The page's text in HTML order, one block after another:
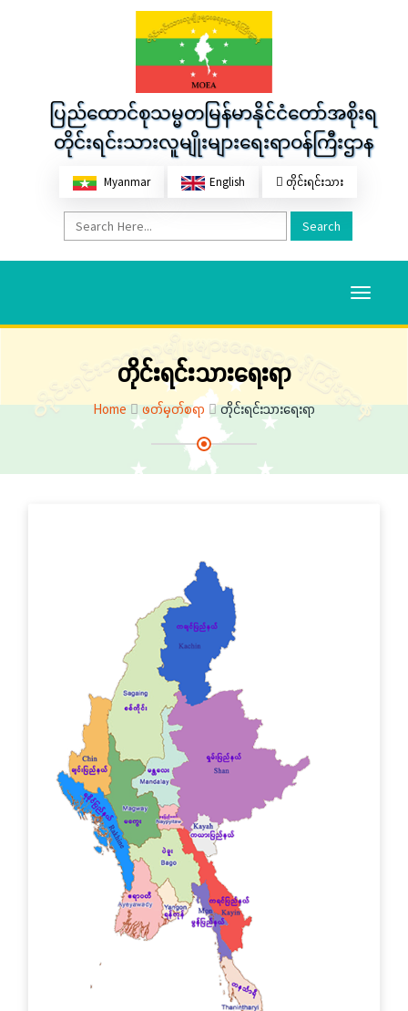
ပြည်ထောင်စုသမ္မတမြန်မာနိုင်ငံတော်အစိုးရ
တိုင်းရင်းသားလူမျိုးများရေးရာဝန်ကြီးဌာန
Myanmar English တိုင်းရင်းသား
Search
Toggle
တိုင်းရင်းသားရေးရာ
Home ဖတ်မှတ်စရာ တိုင်းရင်းသားရေးရာ